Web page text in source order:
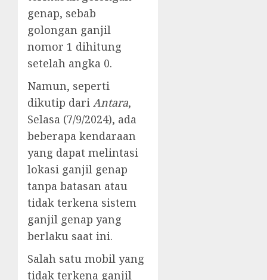
genap, sebab
golongan ganjil
nomor 1 dihitung
setelah angka 0.
Namun, seperti
dikutip dari Antara,
Selasa (7/9/2024), ada
beberapa kendaraan
yang dapat melintasi
lokasi ganjil genap
tanpa batasan atau
tidak terkena sistem
ganjil genap yang
berlaku saat ini.
Salah satu mobil yang
tidak terkena ganjil